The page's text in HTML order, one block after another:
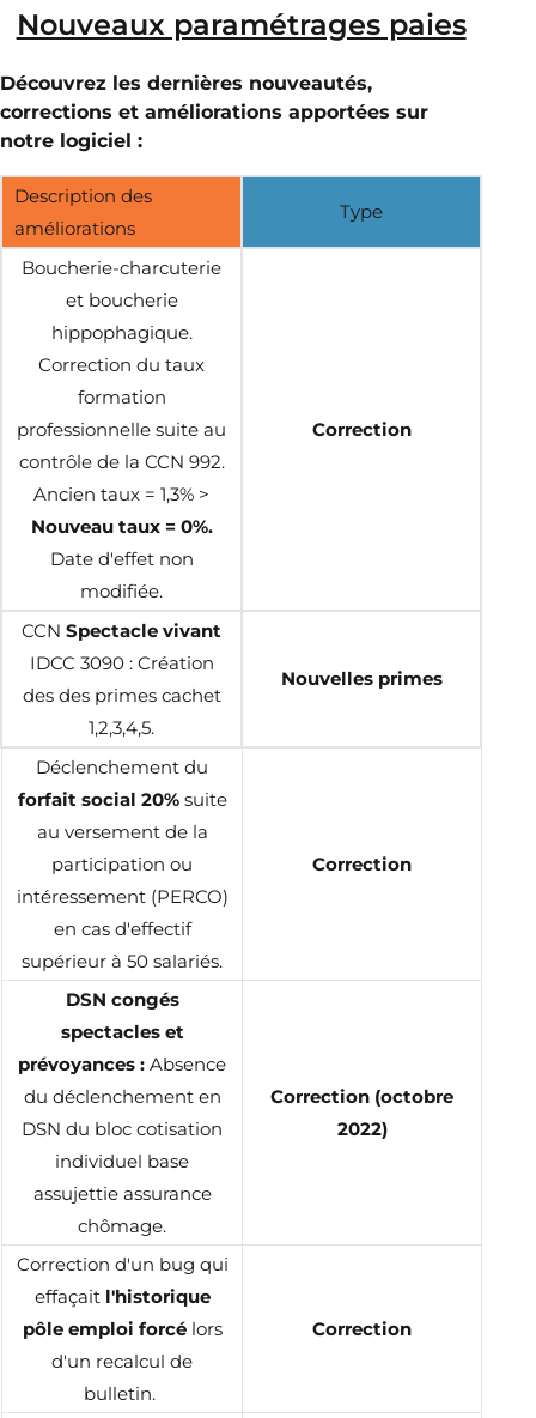
Nouveaux paramétrages paies
Découvrez les dernières nouveautés,
corrections et améliorations apportées sur
notre logiciel :
Description des
améliorations
Type
Boucherie-charcuterie
et boucherie
hippophagique.
Correction du taux
formation
professionnelle suite au
contrôle de la CCN 992.
Ancien taux = 1,3% >
Nouveau taux = 0%.
Date d'effet non
modifiée.
Correction
CCN Spectacle vivant
IDCC 3090 : Création
des des primes cachet
1,2,3,4,5.
Nouvelles primes
Déclenchement du
forfait social 20%suite
au versement de la
participation ou
intéressement (PERCO)
en cas d'effectif
supérieur à 50 salariés.
Correction
DSN congés
spectacles et
prévoyances : Absence
du déclenchement en
DSN du bloc cotisation
individuel base
assujettie assurance
chômage.
Correction (octobre
2022)
Correction d'un bug qui
effaçait l'historique
pôle emploi forcélors
d'un recalcul de
bulletin.
Correction